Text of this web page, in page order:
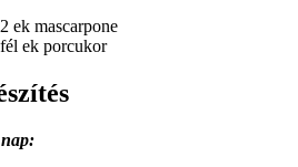
2 ek mascarpone
fél ek porcukor